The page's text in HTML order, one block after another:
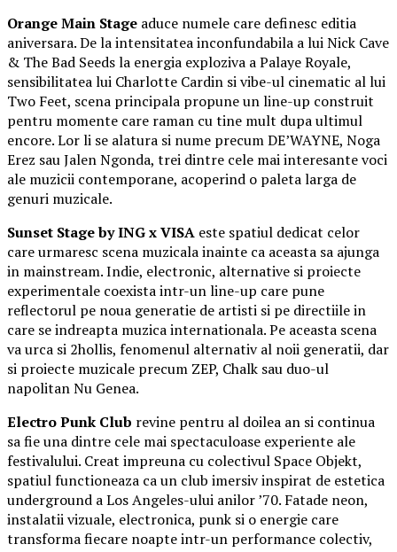
Orange Main Stage aduce numele care definesc editia
aniversara. De la intensitatea inconfundabila a lui Nick Cave
& The Bad Seeds la energia exploziva a Palaye Royale,
sensibilitatea lui Charlotte Cardin si vibe-ul cinematic al lui
Two Feet, scena principala propune un line-up construit
pentru momente care raman cu tine mult dupa ultimul
encore. Lor li se alatura si nume precum DE’WAYNE, Noga
Erez sau Jalen Ngonda, trei dintre cele mai interesante voci
ale muzicii contemporane, acoperind o paleta larga de
genuri muzicale.
Sunset Stage by ING x VISA este spatiul dedicat celor
care urmaresc scena muzicala inainte ca aceasta sa ajunga
in mainstream. Indie, electronic, alternative si proiecte
experimentale coexista intr-un line-up care pune
reflectorul pe noua generatie de artisti si pe directiile in
care se indreapta muzica internationala. Pe aceasta scena
va urca si 2hollis, fenomenul alternativ al noii generatii, dar
si proiecte muzicale precum ZEP, Chalk sau duo-ul
napolitan Nu Genea.
Electro Punk Club revine pentru al doilea an si continua
sa fie una dintre cele mai spectaculoase experiente ale
festivalului. Creat impreuna cu colectivul Space Objekt,
spatiul functioneaza ca un club imersiv inspirat de estetica
underground a Los Angeles-ului anilor ’70. Fatade neon,
instalatii vizuale, electronica, punk si o energie care
transforma fiecare noapte intr-un performance colectiv,